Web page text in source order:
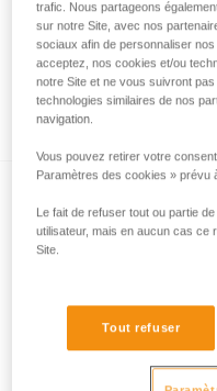
Comment calculer
Tests d’efficacité
avec MAESTRO,
trafic. Nous partageons
sur notre Site, avec nos
sociaux afin de personnaliser
acceptez, nos cookies et/ou
notre Site et ne vous suivront
technologies similaires de nos
navigation.
Vous pouvez retirer votre
Paramètres des cookies » prévu
Le fait de refuser tout ou partie
utilisateur, mais en aucun cas ce
Site.
Tout refuser